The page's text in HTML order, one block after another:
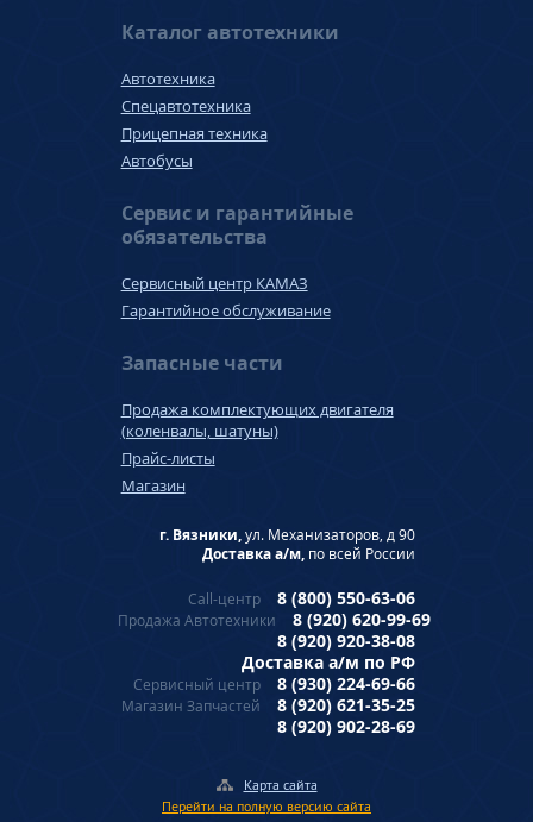
Каталог автотехники
Автотехника
Спецавтотехника
Прицепная техника
Автобусы
Сервис и гарантийные
обязательства
Сервисный центр КАМАЗ
Гарантийное обслуживание
Запасные части
Продажа комплектующих двигателя
(коленвалы, шатуны)
Прайс-листы
Магазин
г. Вязники,ул. Механизаторов, д 90
Доставка а/м, по всей России
Call-центр 8 (800) 550-63-06
Продажа Автотехники
8 (920) 620-99-69
8 (920) 920-38-08
Доставка а/м по РФ
Сервисный центр 8 (930) 224-69-66
Магазин Запчастей
8 (920) 621-35-25
8 (920) 902-28-69
Карта сайта
Перейти на полную версию сайта